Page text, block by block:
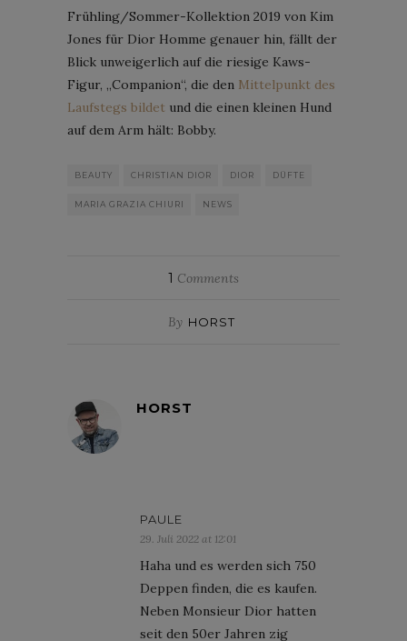
Frühling/Sommer-Kollektion 2019 von Kim
Jones für Dior Homme genauer hin, fällt der
Blick unweigerlich auf die riesige Kaws-
Figur, „Companion“, die den Mittelpunkt des
Laufstegs bildet und die einen kleinen Hund
auf dem Arm hält: Bobby.
BEAUTY CHRISTIAN DIOR DIOR DÜFTE
MARIA GRAZIA CHIURI NEWS
1 Comments
By HORST
HORST
PAULE
29. Juli 2022 at 12:01
Haha und es werden sich 750
Deppen finden, die es kaufen.
Neben Monsieur Dior hatten
seit den 50er Jahren zig